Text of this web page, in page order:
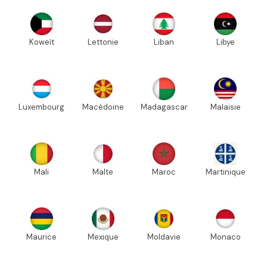
Koweït Lettonie Liban Libye
Luxembourg Macédoine Madagascar Malaisie
Mali Malte Maroc Martinique
Maurice Mexique Moldavie Monaco